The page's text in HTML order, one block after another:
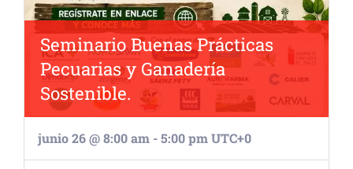
Seminario Buenas Prácticas
Pecuarias y Ganadería
Sostenible.
junio 26 @ 8:00 am -5:00 pm UTC+0